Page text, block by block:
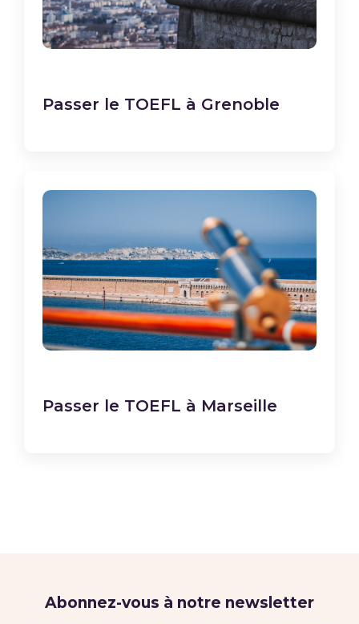
Passer le TOEFL à Grenoble
Passer le TOEFL à Marseille
Abonnez-vous à notre newsletter